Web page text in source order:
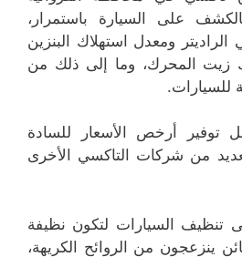
على السيارة باستمرار،
ومعدل استهلاك البنزين
زيت المحرك، وما إلى ذلك من
للسيارات.
توفير أرخص الأسعار للسادة
من شركات التاكسي الأخرى
السيارات لتكون نظيفة
ينزعجون من الروائح الكريهة،